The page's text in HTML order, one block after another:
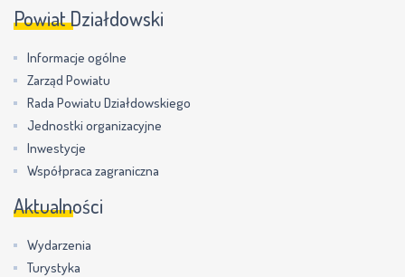
Powiat Działdowski
Informacje ogólne
Zarząd Powiatu
Rada Powiatu Działdowskiego
Jednostki organizacyjne
Inwestycje
Współpraca zagraniczna
Aktualności
Wydarzenia
Turystyka